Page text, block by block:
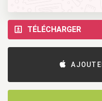
TÉLÉCHARGER